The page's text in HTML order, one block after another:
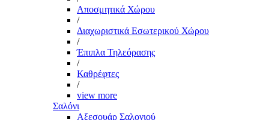
Αποσμητικά Χώρου
/
Διαχωριστικά Εσωτερικού Χώρου
/
Έπιπλα Τηλεόρασης
/
Καθρέφτες
/
view more
Σαλόνι
Αξεσουάρ Σαλονιού